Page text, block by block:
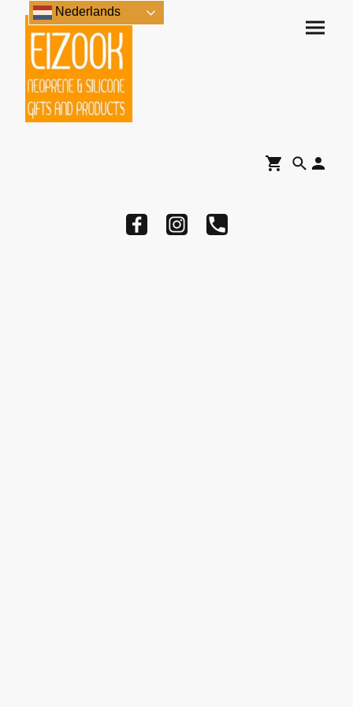
Nederlands